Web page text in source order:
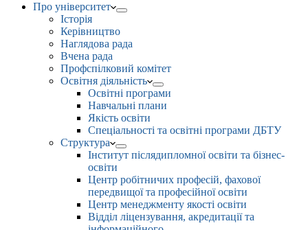
Про університет
Історія
Керівництво
Наглядова рада
Вчена рада
Профспілковий комітет
Освітня діяльність
Освітні програми
Навчальні плани
Якість освіти
Спеціальності та освітні програми ДБТУ
Структура
Інститут післядипломної освіти та бізнес-
освіти
Центр робітничих професій, фахової
передвищої та професійної освіти
Центр менеджменту якості освіти
Відділ ліцензування, акредитації та